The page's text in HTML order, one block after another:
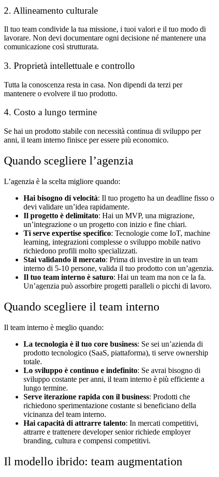
2. Allineamento culturale
Il tuo team condivide la tua missione, i tuoi valori e il tuo modo di
lavorare. Non devi documentare ogni decisione né mantenere una
comunicazione così strutturata.
3. Proprietà intellettuale e controllo
Tutta la conoscenza resta in casa. Non dipendi da terzi per
mantenere o evolvere il tuo prodotto.
4. Costo a lungo termine
Se hai un prodotto stabile con necessità continua di sviluppo per
anni, il team interno finisce per essere più economico.
Quando scegliere l’agenzia
L’agenzia è la scelta migliore quando:
Hai bisogno di velocità: Il tuo progetto ha un deadline fisso o
devi validare un’idea rapidamente.
Il progetto è delimitato: Hai un MVP, una migrazione,
un’integrazione o un progetto con inizio e fine chiari.
Ti serve expertise specifico: Tecnologie come IoT, machine
learning, integrazioni complesse o sviluppo mobile nativo
richiedono profili molto specializzati.
Stai validando il mercato: Prima di investire in un team
interno di 5-10 persone, valida il tuo prodotto con un’agenzia.
Il tuo team interno è saturo: Hai un team ma non ce la fa.
Un’agenzia può assorbire progetti paralleli o picchi di lavoro.
Quando scegliere il team interno
Il team interno è meglio quando:
La tecnologia è il tuo core business: Se sei un’azienda di
prodotto tecnologico (SaaS, piattaforma), ti serve ownership
totale.
Lo sviluppo è continuo e indefinito: Se avrai bisogno di
sviluppo costante per anni, il team interno è più efficiente a
lungo termine.
Serve iterazione rapida con il business: Prodotti che
richiedono sperimentazione costante si beneficiano della
vicinanza del team interno.
Hai capacità di attrarre talento: In mercati competitivi,
attrarre e trattenere developer senior richiede employer
branding, cultura e compensi competitivi.
Il modello ibrido: team augmentation